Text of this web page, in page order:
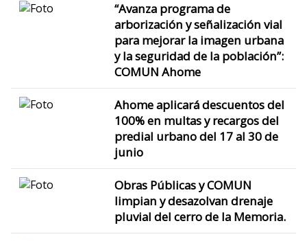
“Avanza programa de
arborización y señalización vial
para mejorar la imagen urbana
y la seguridad de la población”:
COMUN Ahome
Ahome aplicará descuentos del
100% en multas y recargos del
predial urbano del 17 al 30 de
junio
Obras Públicas y COMUN
limpian y desazolvan drenaje
pluvial del cerro de la Memoria.